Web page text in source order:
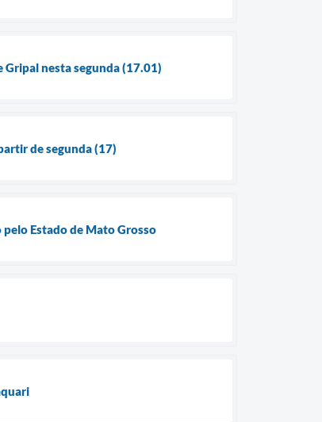
nesta segunda (17.01)
de segunda (17)
Estado de Mato Grosso